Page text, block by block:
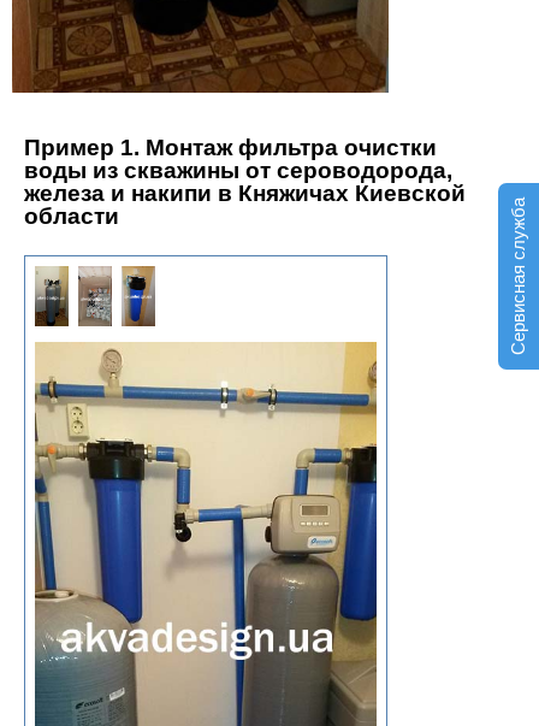
Сервисная служба
Пример 1. Монтаж фильтра очистки
воды из скважины от сероводорода,
железа и накипи в КняжичахКиевской
области